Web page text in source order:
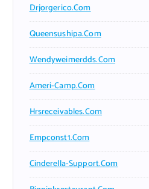
Drjorgerico.com
Queensushipa.com
Wendyweimerdds.com
Ameri-Camp.com
Hrsreceivables.com
Empconst1.com
Cinderella-Support.com